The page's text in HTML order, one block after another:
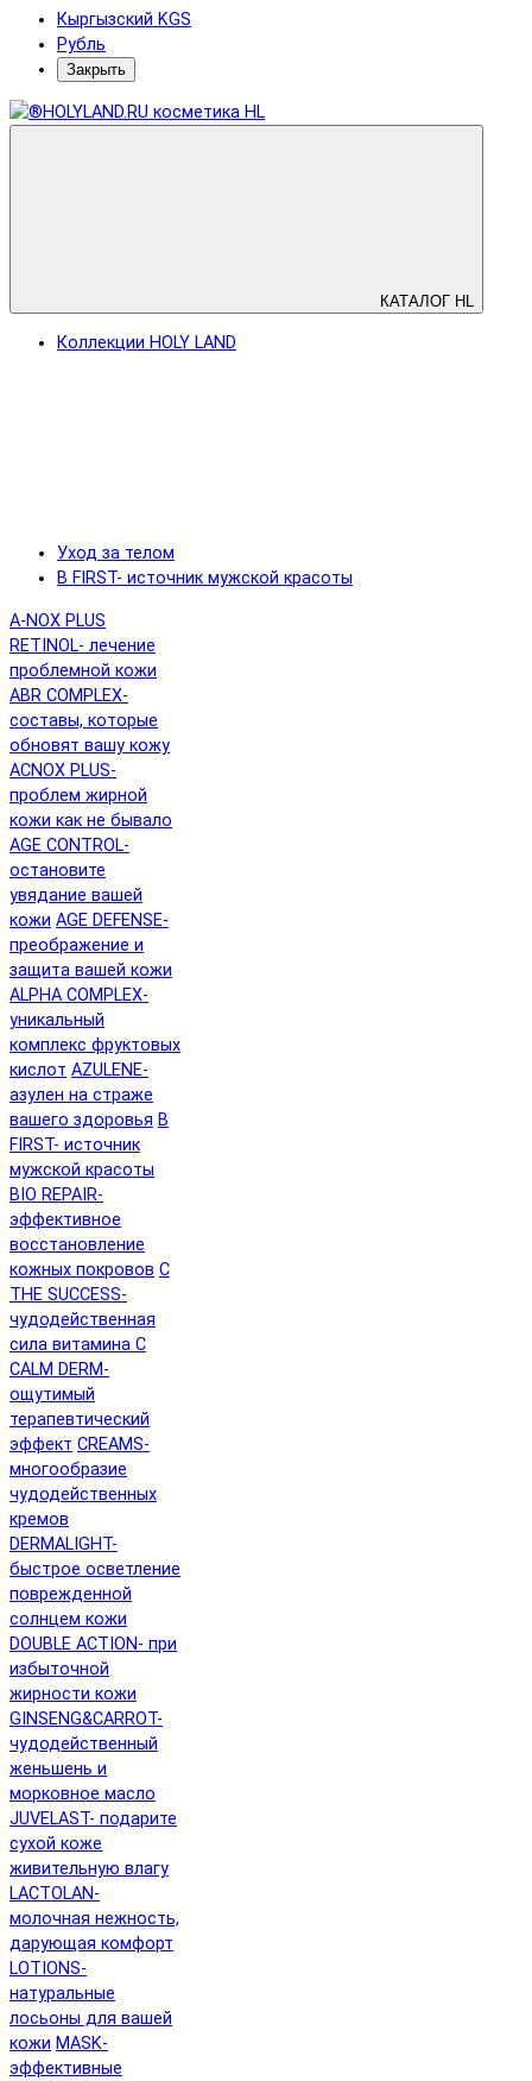
Кыргызский KGS
Рубль
Закрыть
КАТАЛОГ HL
Коллекции HOLY LAND
Уход за телом
B FIRST- источник мужской красоты
A-NOX PLUS
RETINOL- лечение
проблемной кожи
ABR COMPLEX-
составы, которые
обновят вашу кожу
ACNOX PLUS-
проблем жирной
кожи как не бывало
AGE CONTROL-
остановите
увядание вашей
кожи AGE DEFENSE-
преображение и
защита вашей кожи
ALPHA COMPLEX-
уникальный
комплекс фруктовых
кислот AZULENE-
азулен на страже
вашего здоровья B
FIRST- источник
мужской красоты
BIO REPAIR-
эффективное
восстановление
кожных покровов C
THE SUCCESS-
чудодейственная
сила витамина C
CALM DERM-
ощутимый
терапевтический
эффект CREAMS-
многообразие
чудодейственных
кремов
DERMALIGHT-
быстрое осветление
поврежденной
солнцем кожи
DOUBLE ACTION- при
избыточной
жирности кожи
GINSENG&CARROT-
чудодейственный
женьшень и
морковное масло
JUVELAST- подарите
сухой коже
живительную влагу
LACTOLAN-
молочная нежность,
дарующая комфорт
LOTIONS-
натуральные
лосьоны для вашей
кожи MASK-
эффективные